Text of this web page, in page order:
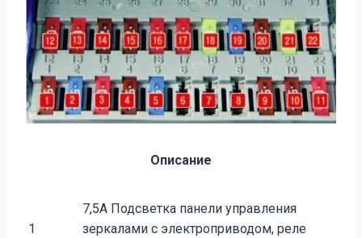
Описание
1
7,5А Подсветка панели управления
зеркалами с электроприводом, реле